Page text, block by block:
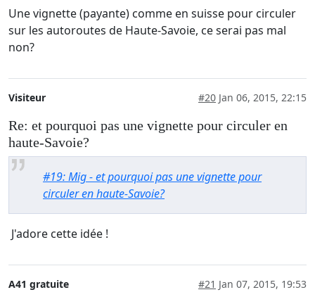
Une vignette (payante) comme en suisse pour circuler
sur les autoroutes de Haute-Savoie, ce serai pas mal
non?
Visiteur #20 Jan 06, 2015, 22:15
Re: et pourquoi pas une vignette pour circuler en
haute-Savoie?
#19: Mig - et pourquoi pas une vignette pour
circuler en haute-Savoie?
J'adore cette idée !
A41 gratuite #21 Jan 07, 2015, 19:53